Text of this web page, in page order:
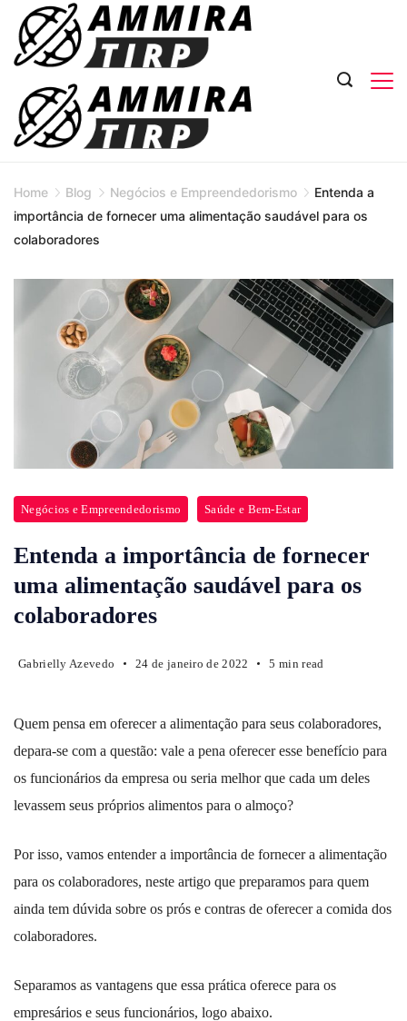
content
Home Blog Negócios e Empreendedorismo
Entenda a
importância de fornecer uma alimentação saudável para os
colaboradores
Negócios e Empreendedorismo Saúde e Bem-Estar
Entenda a importância de fornecer
uma alimentação saudável para os
colaboradores
Gabrielly Azevedo 24 de janeiro de 2022 5 min read
Quem pensa em oferecer a alimentação para seus colaboradores,
depara-se com a questão: vale a pena oferecer esse benefício para
os funcionários da empresa ou seria melhor que cada um deles
levassem seus próprios alimentos para o almoço?
Por isso, vamos entender a importância de fornecer a alimentação
para os colaboradores, neste artigo que preparamos para quem
ainda tem dúvida sobre os prós e contras de oferecer a comida dos
colaboradores.
Separamos as vantagens que essa prática oferece para os
empresários e seus funcionários, logo abaixo.